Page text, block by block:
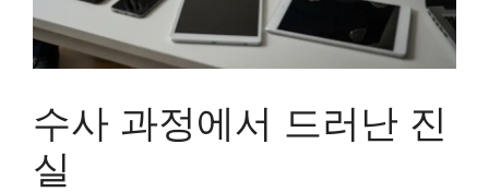
수사 과정에서 드러난 진
실